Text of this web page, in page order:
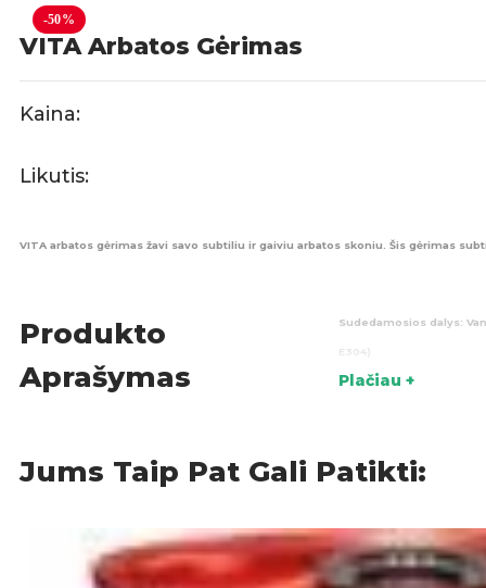
-50%
VITA Arbatos Gėrimas
Kaina:
Likutis:
VITA arbatos gėrimas žavi savo subtiliu ir gaiviu arbatos skoniu. Šis gėrimas
Produkto
Aprašymas
Sudedamosios dalys:
E304)
Kilmės šalis: Prancūzija
Plačiau +
Jums Taip Pat Gali Patikti: